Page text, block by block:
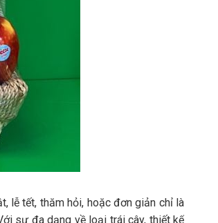
lễ tết, thăm hỏi, hoặc đơn giản chỉ là
sự đa dạng về loại trái cây, thiết kế